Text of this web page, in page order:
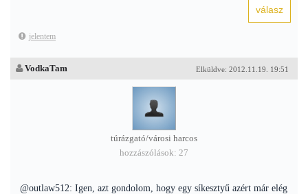
jelentem
Elküldve: 2012.11.19. 19:51
VodkaTam
túrázgató/városi harcos
hozzászólások: 27
@outlaw512: Igen, azt gondolom, hogy egy síkesztyű azért már elég